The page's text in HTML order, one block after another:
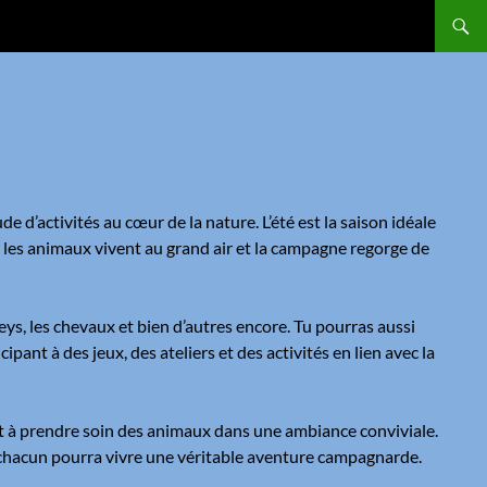
d’activités au cœur de la nature. L’été est la saison idéale
animaux vivent au grand air et la campagne regorge de
les chevaux et bien d’autres encore. Tu pourras aussi
à des jeux, des ateliers et des activités en lien avec la
prendre soin des animaux dans une ambiance conviviale.
pourra vivre une véritable aventure campagnarde.